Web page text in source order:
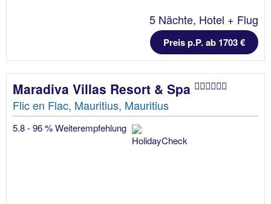
5 Nächte, Hotel + Flug
Preis p.P. ab 1703 €
Maradiva Villas Resort & Spa
Flic en Flac, Mauritius, Mauritius
5.8 - 96 % Weiterempfehlung